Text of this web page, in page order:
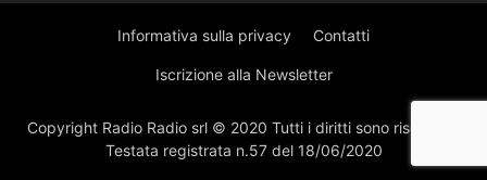
Informativa sulla privacy Contatti
Iscrizione alla Newsletter
Copyright Radio Radio srl © 2020 Tutti i diritti sono riservati |
Testata registrata n.57 del 18/06/2020